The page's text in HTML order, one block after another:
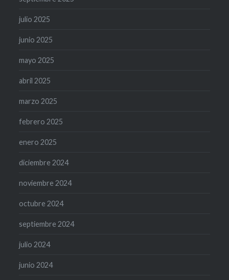
julio 2025
junio 2025
mayo 2025
abril 2025
marzo 2025
febrero 2025
enero 2025
diciembre 2024
noviembre 2024
octubre 2024
septiembre 2024
julio 2024
junio 2024